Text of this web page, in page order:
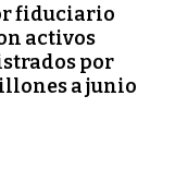
fiduciario
activos
por
a junio